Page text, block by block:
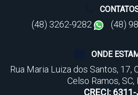
(48) 3262-9282 (48)
ONDE
Rua Maria Luiza dos Santos, 17,
Celso Ramos, SC,
CRECI: